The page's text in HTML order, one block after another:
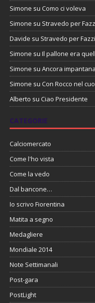
Simone su Como ci voleva
Simone su Stravedo per
Davide su Stravedo per
Simone su Il pallone era
Simone su Ancora
Simone su Con Rocco nel
Alberto su Ciao Presidente
CATEGORIE
Calciomercato
Come l'ho vista
Come la vedo
Dal bancone…
Io scrivo Fiorentina
Matita a segno
Medagliere
Mondiale 2014
Note Settimanali
Post-gara
PostLight